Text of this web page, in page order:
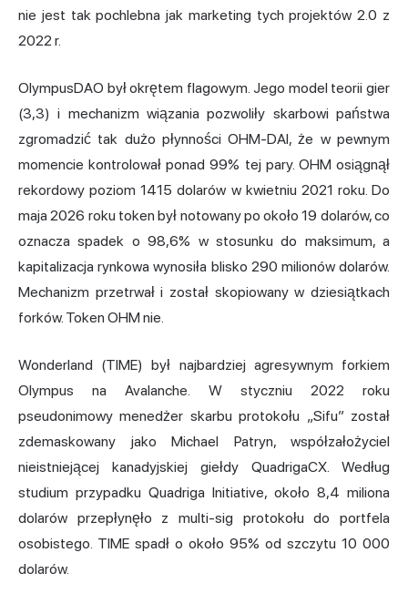
nie jest tak pochlebna jak marketing tych projektów 2.0 z
2022 r.
OlympusDAO był okrętem flagowym. Jego model teorii gier
(3,3) i mechanizm wiązania pozwoliły skarbowi państwa
zgromadzić tak dużo płynności OHM-DAI, że w pewnym
momencie kontrolował ponad 99% tej pary. OHM osiągnął
rekordowy poziom 1415 dolarów w kwietniu 2021 roku. Do
maja 2026 roku token był notowany po około 19 dolarów, co
oznacza spadek o 98,6% w stosunku do maksimum, a
kapitalizacja rynkowa wynosiła blisko 290 milionów dolarów.
Mechanizm przetrwał i został skopiowany w dziesiątkach
forków. Token OHM nie.
Wonderland (TIME) był najbardziej agresywnym forkiem
Olympus na Avalanche. W styczniu 2022 roku
pseudonimowy menedżer skarbu protokołu „Sifu” został
zdemaskowany jako Michael Patryn, współzałożyciel
nieistniejącej kanadyjskiej giełdy QuadrigaCX. Według
studium przypadku Quadriga Initiative, około 8,4 miliona
dolarów przepłynęło z multi-sig protokołu do portfela
osobistego. TIME spadł o około 95% od szczytu 10 000
dolarów.